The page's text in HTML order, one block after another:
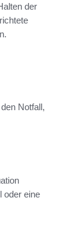
der
Notfall,
oder eine